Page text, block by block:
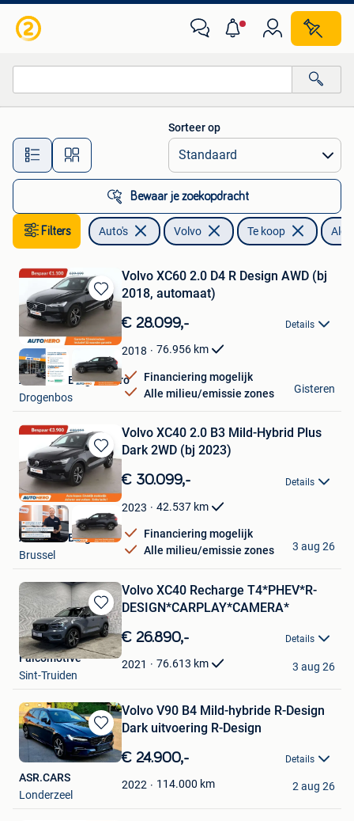
Alle afstanden…
Sorteer op
Bewaar je zoekopdracht
Filters Auto's Volvo Te koop
Bewaren
in
Favorieten
Volvo XC60 2.0 D4 R Design AWD (bj
2018, automaat)
€ 28.099,- Details
2018 76.956 km
Financiering mogelijk
Alle milieu/emissie zones
Autohero Belgium Pro
Drogenbos
Gisteren
Bewaren
in
Mijn
Favorieten
Volvo XC40 2.0 B3 Mild-Hybrid Plus
Dark 2WD (bj 2023)
€ 30.099,- Details
2023 42.537 km
Financiering mogelijk
Alle milieu/emissie zones
Autohero België
Brussel
3 aug 26
Bewaren
in
Mijn
Favorieten
Volvo XC40 Recharge T4*PHEV*R-
DESIGN*CARPLAY*CAMERA*
€ 26.890,- Details
2021 76.613 km
Falcomotive
Sint-Truiden
3 aug 26
Bewaren
in
Mijn
Favorieten
Volvo V90 B4 Mild-hybride R-Design
Dark uitvoering R-Design
€ 24.900,- Details
2022 114.000 km
ASR.CARS
Londerzeel
2 aug 26